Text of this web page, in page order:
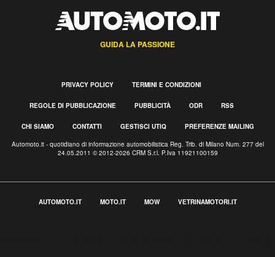
GUIDA LA PASSIONE
PRIVACY POLICY TERMINI E CONDIZIONI
REGOLE DI PUBBLICAZIONE PUBBLICITÀ ODR RSS
CHI SIAMO CONTATTI GESTISCI UTIQ PREFERENZE MAILING
Automoto.it - quotidiano di informazione automobilistica Reg. Trib. di Milano Num. 277 del
24.05.2011 © 2012-2026 CRM S.r.l. P.Iva 11921100159
AUTOMOTO.IT MOTO.IT MOW VETRINAMOTORI.IT